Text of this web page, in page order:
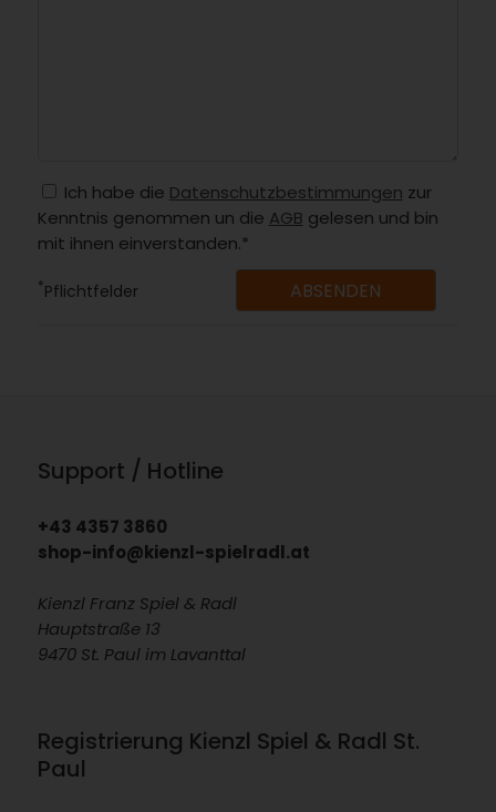
Ich habe die Datenschutzbestimmungen zur
Kenntnis genommen un die AGB gelesen und bin
mit ihnen einverstanden.*
*Pflichtfelder
Support / Hotline
+43 4357 3860
shop-info@kienzl-spielradl.at
Kienzl Franz Spiel & Radl
Hauptstraße 13
9470 St. Paul im Lavanttal
Registrierung Kienzl Spiel & Radl St.
Paul